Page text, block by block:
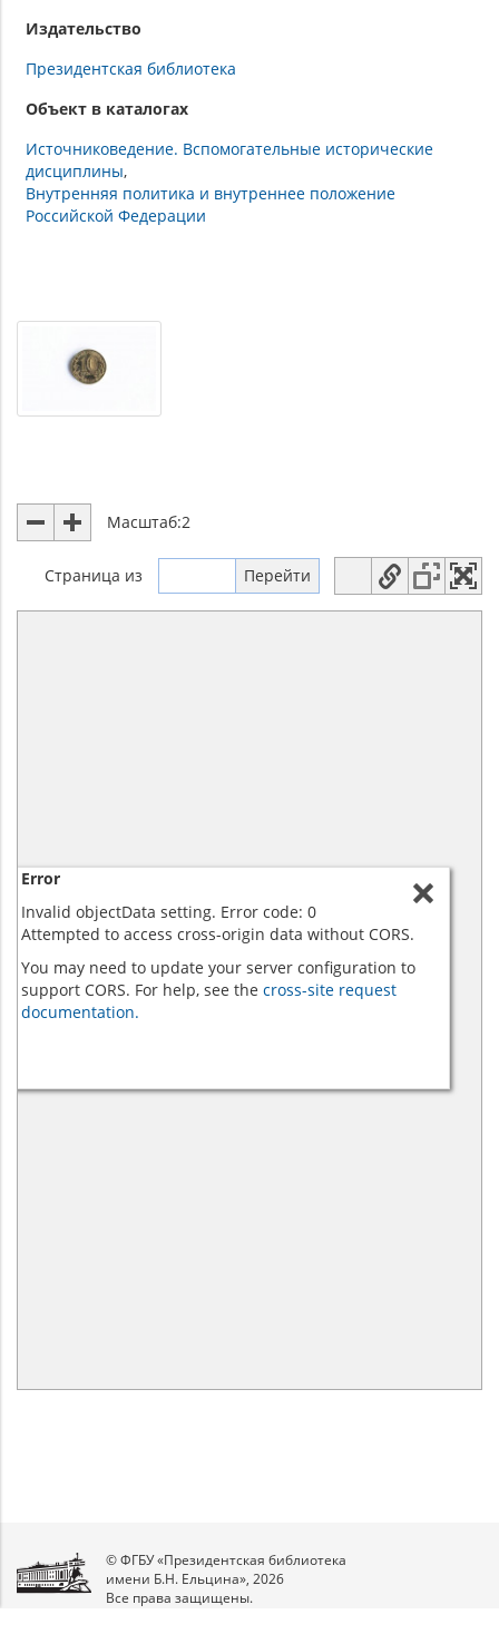
Издательство
Президентская библиотека
Объект в каталогах
Источниковедение. Вспомогательные исторические
дисциплины
Внутренняя политика и внутреннее положение
Российской Федерации
Масштаб:2
Страница из
Error
Invalid objectData setting. Error code: 0
Attempted to access cross-origin data without CORS.
You may need to update your server configuration to
support CORS. For help, see the cross-site request
documentation.
© ФГБУ «Президентская библиотека
имени Б.Н. Ельцина», 2026
Все права защищены.